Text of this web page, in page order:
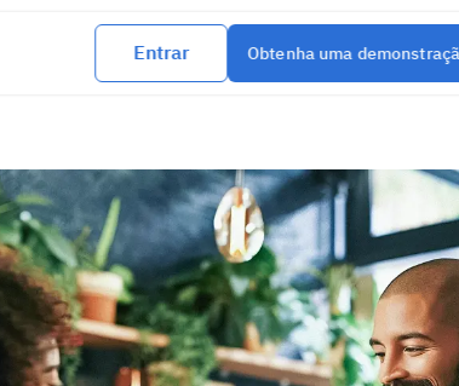
Entrar Obtenha uma